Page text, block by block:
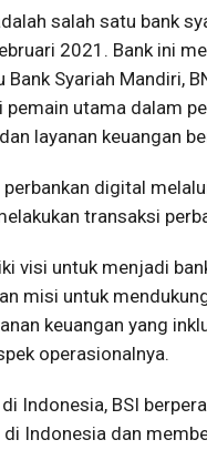
salah satu bank
2021. Bank ini
Syariah Mandiri,
pemain utama dalam
layanan keuangan
digital
transaksi
visi untuk menjadi
misi untuk
keuangan yang
operasionalnya.
Indonesia, BSI
Indonesia dan